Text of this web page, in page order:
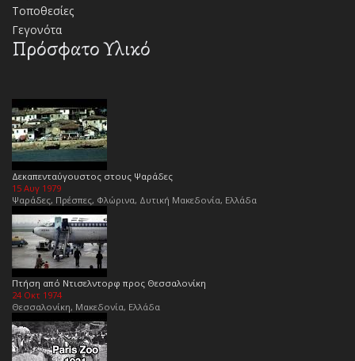
Τοποθεσίες
Γεγονότα
Πρόσφατο Υλικό
Δεκαπενταύγουστος στους Ψαράδες
15 Αυγ 1979
Ψαράδες, Πρέσπες, Φλώρινα, Δυτική Μακεδονία, Ελλάδα
Πτήση από Ντισελντορφ προς Θεσσαλονίκη
24 Οκτ 1974
Θεσσαλονίκη, Μακεδονία, Ελλάδα